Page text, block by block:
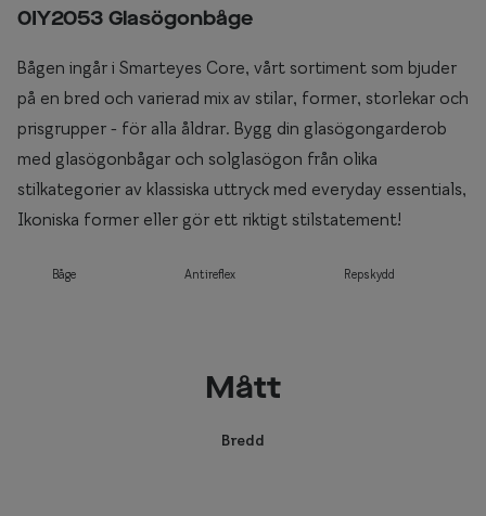
0IY2053 Glasögonbåge
Bågen ingår i Smarteyes Core, vårt sortiment som bjuder
på en bred och varierad mix av stilar, former, storlekar och
prisgrupper - för alla åldrar. Bygg din glasögongarderob
med glasögonbågar och solglasögon från olika
stilkategorier av klassiska uttryck med everyday essentials,
Ikoniska former eller gör ett riktigt stilstatement!
Båge Antireflex Repskydd
Mått
Bredd